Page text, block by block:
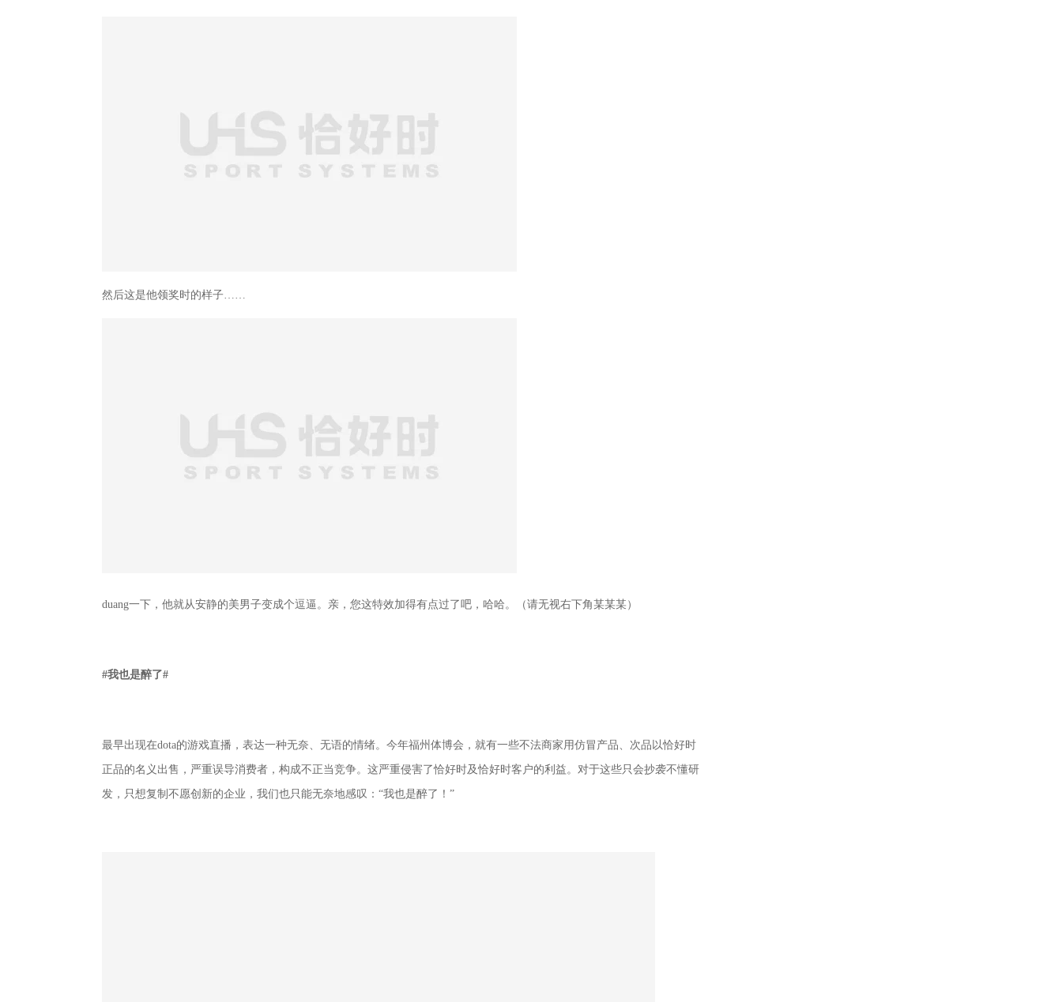
然后这是他领奖时的样子……
duang一下，他就从安静的美男子变成个逗逼。亲，您这特效加得有点过了吧，哈哈。（请无视右下角某某某）
#我也是醉了#
最早出现在dota的游戏直播，表达一种无奈、无语的情绪。今年福州体博会，就有一些不法商家用仿冒产品、次品以恰好时
正品的名义出售，严重误导消费者，构成不正当竞争。这严重侵害了恰好时及恰好时客户的利益。对于这些只会抄袭不懂研
发，只想复制不愿创新的企业，我们也只能无奈地感叹：“我也是醉了！”